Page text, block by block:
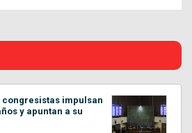
impulsan
y apuntan a su